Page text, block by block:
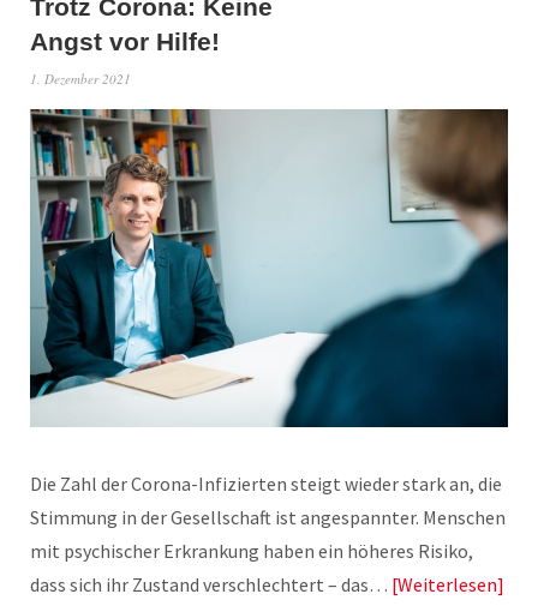
Trotz Corona: Keine
Angst vor Hilfe!
1. Dezember 2021
Die Zahl der Corona-Infizierten steigt wieder stark an, die
Stimmung in der Gesellschaft ist angespannter. Menschen
mit psychischer Erkrankung haben ein höheres Risiko,
dass sich ihr Zustand verschlechtert – das… Weiterlesen